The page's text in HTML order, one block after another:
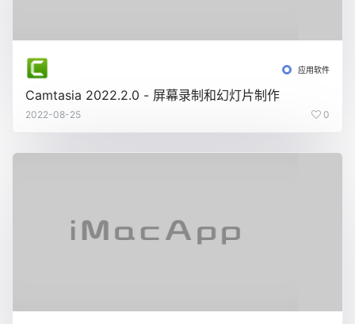
应用软件
Camtasia 2022.2.0 - 屏幕录制和幻灯片制作
2022-08-25 0